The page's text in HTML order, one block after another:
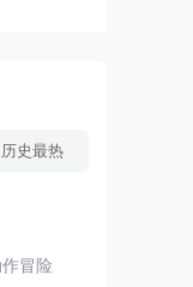
历史最热
冒险